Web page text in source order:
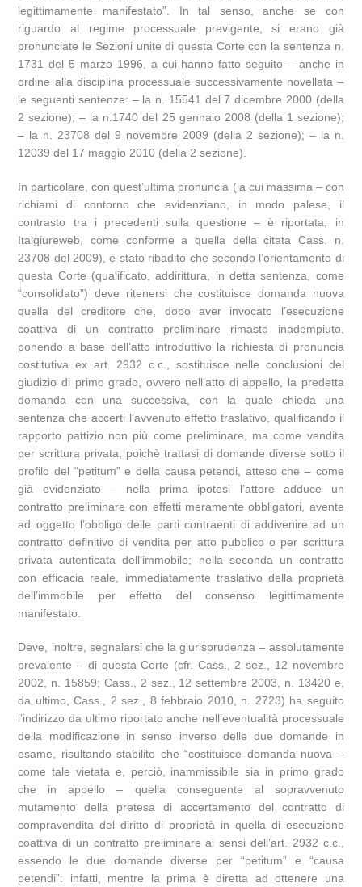
legittimamente manifestato”. In tal senso, anche se con
riguardo al regime processuale previgente, si erano già
pronunciate le Sezioni unite di questa Corte con la sentenza n.
1731 del 5 marzo 1996, a cui hanno fatto seguito – anche in
ordine alla disciplina processuale successivamente novellata –
le seguenti sentenze: – la n. 15541 del 7 dicembre 2000 (della
2 sezione); – la n.1740 del 25 gennaio 2008 (della 1 sezione);
– la n. 23708 del 9 novembre 2009 (della 2 sezione); – la n.
12039 del 17 maggio 2010 (della 2 sezione).
In particolare, con quest’ultima pronuncia (la cui massima – con
richiami di contorno che evidenziano, in modo palese, il
contrasto tra i precedenti sulla questione – è riportata, in
Italgiureweb, come conforme a quella della citata Cass. n.
23708 del 2009), è stato ribadito che secondo l’orientamento di
questa Corte (qualificato, addirittura, in detta sentenza, come
“consolidato”) deve ritenersi che costituisce domanda nuova
quella del creditore che, dopo aver invocato l’esecuzione
coattiva di un contratto preliminare rimasto inadempiuto,
ponendo a base dell’atto introduttivo la richiesta di pronuncia
costitutiva ex art. 2932 c.c., sostituisce nelle conclusioni del
giudizio di primo grado, ovvero nell’atto di appello, la predetta
domanda con una successiva, con la quale chieda una
sentenza che accerti l’avvenuto effetto traslativo, qualificando il
rapporto pattizio non più come preliminare, ma come vendita
per scrittura privata, poichè trattasi di domande diverse sotto il
profilo del “petitum” e della causa petendi, atteso che – come
già evidenziato – nella prima ipotesi l’attore adduce un
contratto preliminare con effetti meramente obbligatori, avente
ad oggetto l’obbligo delle parti contraenti di addivenire ad un
contratto definitivo di vendita per atto pubblico o per scrittura
privata autenticata dell’immobile; nella seconda un contratto
con efficacia reale, immediatamente traslativo della proprietà
dell’immobile per effetto del consenso legittimamente
manifestato.
Deve, inoltre, segnalarsi che la giurisprudenza – assolutamente
prevalente – di questa Corte (cfr. Cass., 2 sez., 12 novembre
2002, n. 15859; Cass., 2 sez., 12 settembre 2003, n. 13420 e,
da ultimo, Cass., 2 sez., 8 febbraio 2010, n. 2723) ha seguito
l’indirizzo da ultimo riportato anche nell’eventualità processuale
della modificazione in senso inverso delle due domande in
esame, risultando stabilito che “costituisce domanda nuova –
come tale vietata e, perciò, inammissibile sia in primo grado
che in appello – quella conseguente al sopravvenuto
mutamento della pretesa di accertamento del contratto di
compravendita del diritto di proprietà in quella di esecuzione
coattiva di un contratto preliminare ai sensi dell’art. 2932 c.c.,
essendo le due domande diverse per “petitum” e “causa
petendi”: infatti, mentre la prima è diretta ad ottenere una